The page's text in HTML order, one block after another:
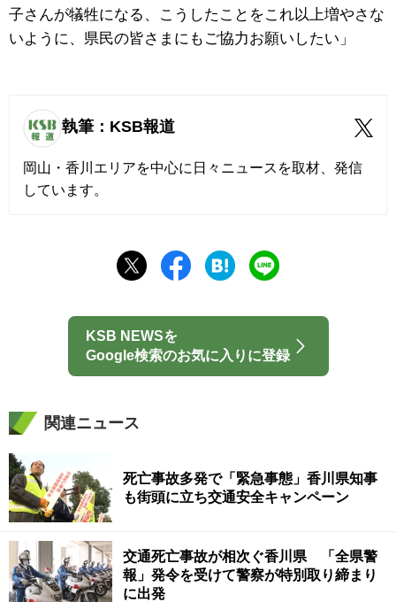
子さんが犠牲になる、こうしたことをこれ以上増やさな
いように、県民の皆さまにもご協力お願いしたい」
執筆：KSB報道
岡山・香川エリアを中心に日々ニュースを取材、発信
しています。
KSB NEWSを
Google検索のお気に入りに登録
関連ニュース
死亡事故多発で「緊急事態」香川県知事
も街頭に立ち交通安全キャンペーン
交通死亡事故が相次ぐ香川県 「全県警
報」発令を受けて警察が特別取り締まり
に出発